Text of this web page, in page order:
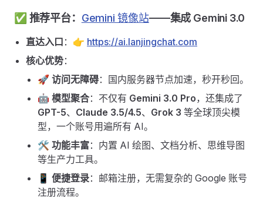
✅ 推荐平台： Gemini 镜像站——集成 Gemini 3.0
直达入口 ：👉 https://ai.lanjingchat.com
核心优势：
🚀 访问无障碍：国内服务器节点加速，秒开秒回。
🤖 模型聚合：不仅有 Gemini 3.0 Pro，还集成了
GPT-5、 Claude 3.5/4.5、 Grok 3 等全球顶尖模
型，一个账号用遍所有 AI。
🛠️ 功能丰富：内置 AI 绘图、文档分析、思维导图
等生产力工具。
📱 便捷登录：邮箱注册，无需复杂的 Google 账号
注册流程。